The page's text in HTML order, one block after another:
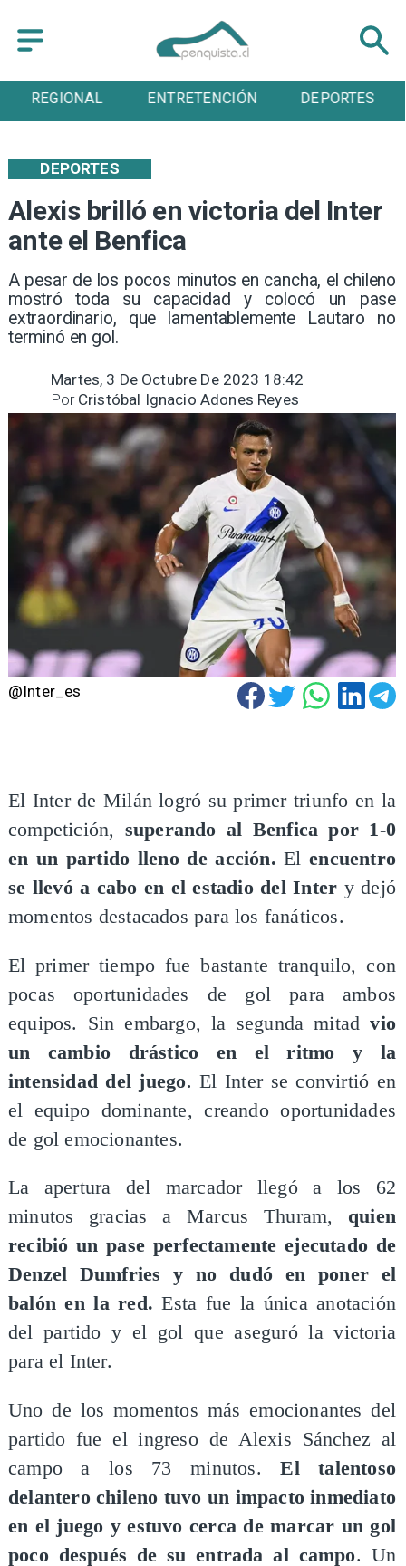
REGIONAL ENTRETENCIÓN DEPORTES
Alexis brilló en victoria del Inter
ante el Benfica
A pesar de los pocos minutos en cancha, el chileno
mostró toda su capacidad y colocó un pase
extraordinario, que lamentablemente Lautaro no
terminó en gol.
DEPORTES
Martes, 3 De Octubre De 2023 18:42
Cristóbal Ignacio Adones Reyes
Por
@Inter_es
​El Inter de Milán logró su primer triunfo en la
competición, superando al Benfica por 1-0
en un partido lleno de acción. Elencuentro
se llevó a cabo en el estadio del Inter y dejó
momentos destacados para los fanáticos.
El primer tiempo fue bastante tranquilo, con
pocas oportunidades de gol para ambos
equipos. Sin embargo, la segunda mitadvio
un cambio drástico en el ritmo y la
intensidad del juego. El Inter se convirtió en
el equipo dominante, creando oportunidades
de gol emocionantes.
La apertura del marcador llegó a los 62
minutos gracias a Marcus Thuram, quien
recibió un pase perfectamente ejecutado de
Denzel Dumfries y no dudó en poner el
balón en la red. Esta fue la única anotación
del partido y el gol que aseguró la victoria
para el Inter.
Uno de los momentos más emocionantes del
partido fue el ingreso de Alexis Sánchez al
campo a los 73 minutos.El talentoso
delantero chileno tuvo un impacto inmediato
en el juego y estuvo cerca de marcar un gol
poco después de su entrada al campo. Un